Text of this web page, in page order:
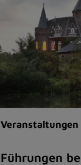
Veranstaltungen
Führungen